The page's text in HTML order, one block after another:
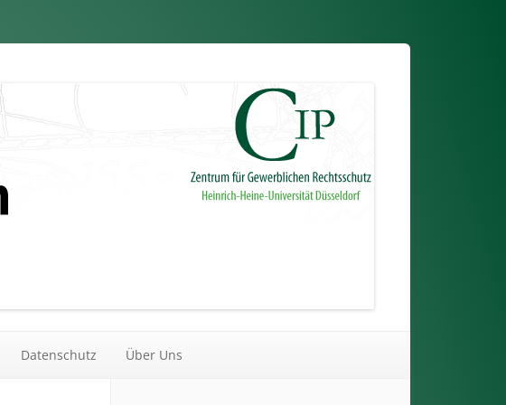
Datenschutz Über Uns